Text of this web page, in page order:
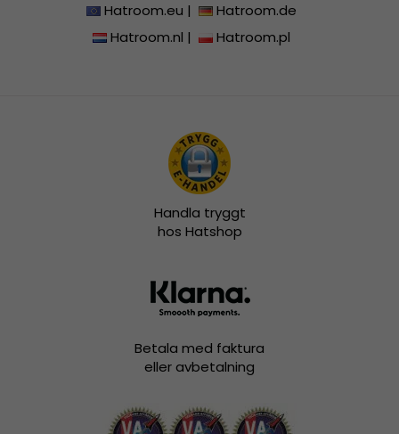
Hatroom.eu |
Hatroom.de
Hatroom.nl | Hatroom.pl
Handla tryggt
hos Hatshop
Betala med faktura
eller avbetalning